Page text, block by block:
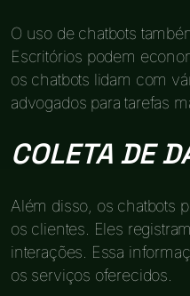
O uso de chatbots
Escritórios podem
os chatbots lidam com
advogados para tarefas
COLETA DE
Além disso, os chatbots
os clientes. Eles
interações. Essa
os serviços oferecidos.